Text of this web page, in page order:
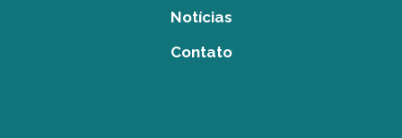
Notícias
Contato